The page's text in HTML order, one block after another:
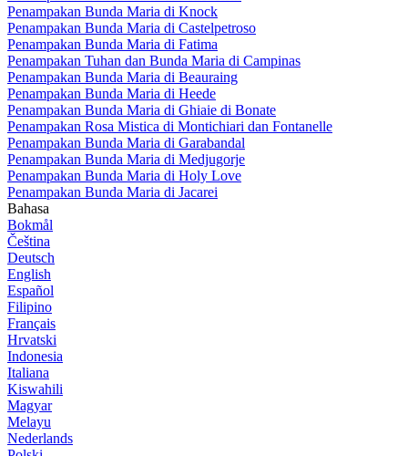
Penampakan Bunda Maria di Knock
Penampakan Bunda Maria di Castelpetroso
Penampakan Bunda Maria di Fatima
Penampakan Tuhan dan Bunda Maria di Campinas
Penampakan Bunda Maria di Beauraing
Penampakan Bunda Maria di Heede
Penampakan Bunda Maria di Ghiaie di Bonate
Penampakan Rosa Mistica di Montichiari dan Fontanelle
Penampakan Bunda Maria di Garabandal
Penampakan Bunda Maria di Medjugorje
Penampakan Bunda Maria di Holy Love
Penampakan Bunda Maria di Jacarei
Bahasa
Bokmål
Čeština
Deutsch
English
Español
Filipino
Français
Hrvatski
Indonesia
Italiana
Kiswahili
Magyar
Melayu
Nederlands